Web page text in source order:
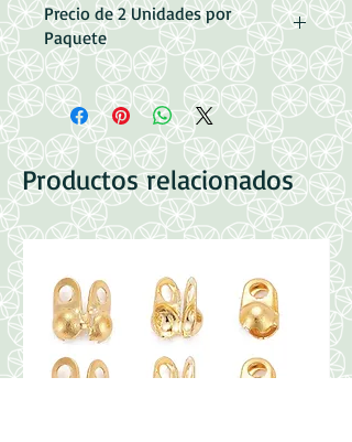
Precio de 2 Unidades por
Paquete
Acero Inoxidable 201
Medidas: 38x26x1mm
Argolla 3x6.5mm
Productos relacionados